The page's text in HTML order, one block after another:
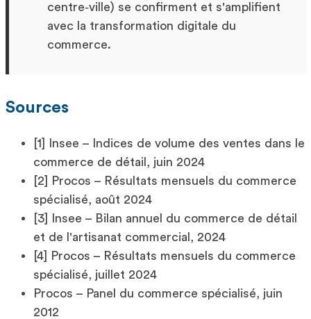
centre‑ville) se confirment et s'amplifient
avec la transformation digitale du
commerce.
Sources
[1] Insee – Indices de volume des ventes dans le
commerce de détail, juin 2024
[2] Procos – Résultats mensuels du commerce
spécialisé, août 2024
[3] Insee – Bilan annuel du commerce de détail
et de l'artisanat commercial, 2024
[4] Procos – Résultats mensuels du commerce
spécialisé, juillet 2024
Procos – Panel du commerce spécialisé, juin
2012